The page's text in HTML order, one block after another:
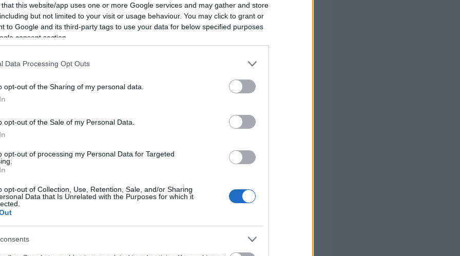
that this website/app uses one or more Google services and may gather and store
but not limited to your visit or usage behaviour. You may click to grant or
to Google and its third-party tags to use your data for below specified purposes
consent section.
Data Processing Opt Outs
opt-out of the Sharing of my personal data.
opt-out of the Sale of my Personal Data.
opt-out of processing my Personal Data for Targeted
opt-out of Collection, Use, Retention, Sale, and/or Sharing
Data that Is Unrelated with the Purposes for which it
τους πολίτες